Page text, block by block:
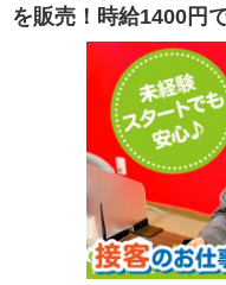
を販売！時給1400円